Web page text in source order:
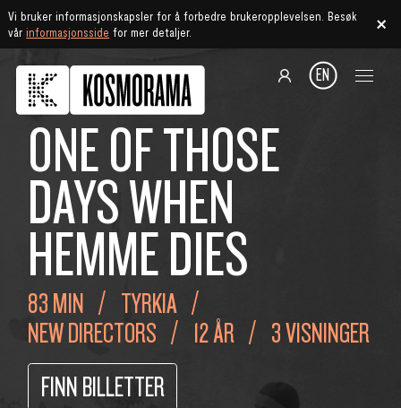
Vi bruker informasjonskapsler for å forbedre brukeropplevelsen. Besøk
vårinformasjonsside for mer detaljer.
EN
ONE OF THOSE
DAYS WHEN
HEMME DIES
83 MIN
TYRKIA
NEW DIRECTORS
12 ÅR
3 VISNINGER
FINN BILLETTER